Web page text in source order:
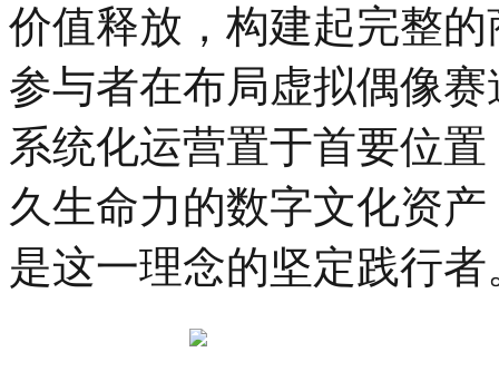
价值释放，构建起完整
参与者在布局虚拟偶像
系统化运营置于首要位
久生命力的数字文化资
是这一理念的坚定践行者